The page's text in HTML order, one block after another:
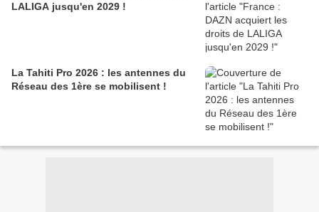
LALIGA jusqu'en 2029 !
La Tahiti Pro 2026 : les antennes du
Réseau des 1ère se mobilisent !